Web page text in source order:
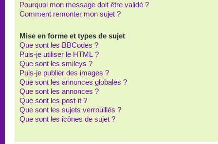
Pourquoi mon message doit être validé ?
Comment remonter mon sujet ?
Mise en forme et types de sujet
Que sont les BBCodes ?
Puis-je utiliser le HTML ?
Que sont les smileys ?
Puis-je publier des images ?
Que sont les annonces globales ?
Que sont les annonces ?
Que sont les post-it ?
Que sont les sujets verrouillés ?
Que sont les icônes de sujet ?